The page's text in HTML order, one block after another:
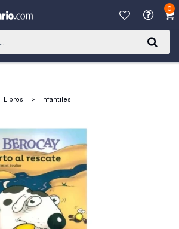
0
Libros Infantiles